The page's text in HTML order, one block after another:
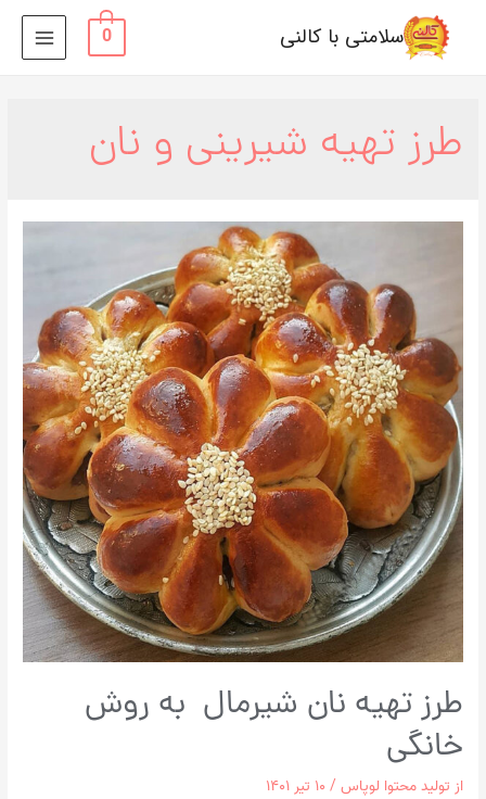
سلامتی با کالنی 0
MAIN
طرز تهیه شیرینی و نان
طرز تهیه نان شیرمال به روش
خانگی
از تولید محتوا لوپاس/ ۱۰ تیر ۱۴۰۱